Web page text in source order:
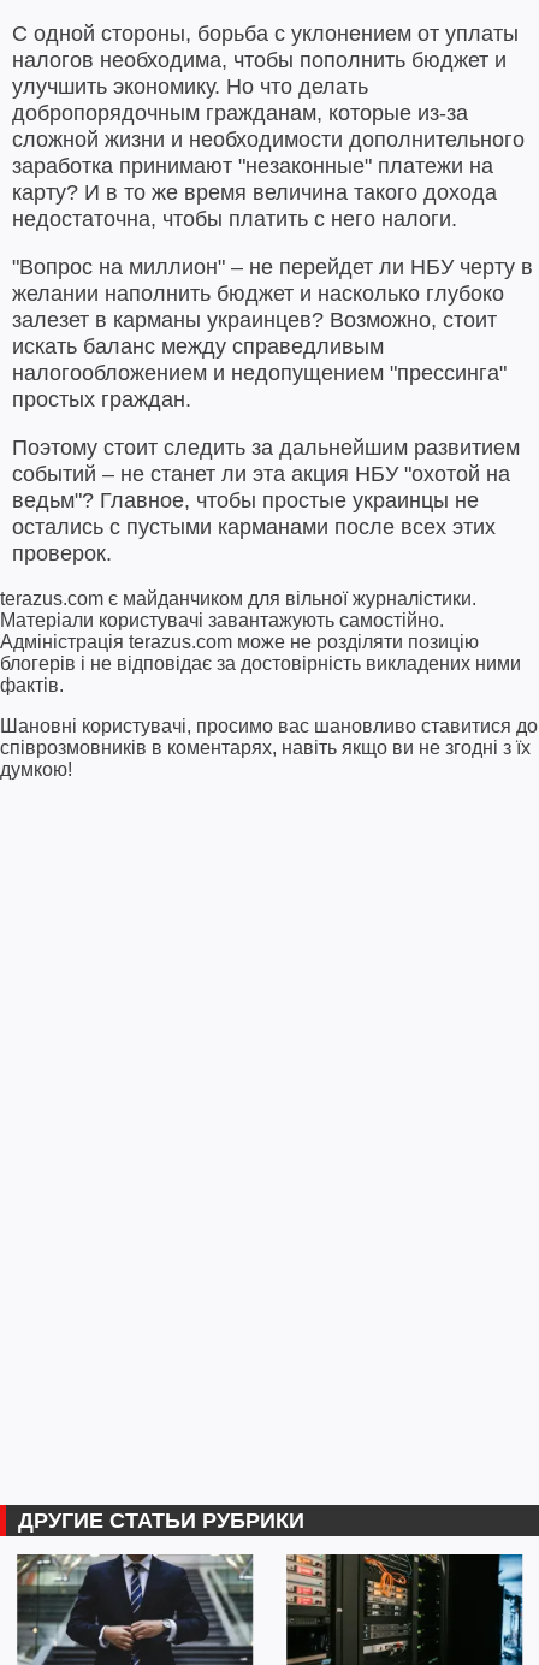
С одной стороны, борьба с уклонением от уплаты
налогов необходима, чтобы пополнить бюджет и
улучшить экономику. Но что делать
добропорядочным гражданам, которые из-за
сложной жизни и необходимости дополнительного
заработка принимают "незаконные" платежи на
карту? И в то же время величина такого дохода
недостаточна, чтобы платить с него налоги.
"Вопрос на миллион" – не перейдет ли НБУ черту в
желании наполнить бюджет и насколько глубоко
залезет в карманы украинцев? Возможно, стоит
искать баланс между справедливым
налогообложением и недопущением "прессинга"
простых граждан.
Поэтому стоит следить за дальнейшим развитием
событий – не станет ли эта акция НБУ "охотой на
ведьм"? Главное, чтобы простые украинцы не
остались с пустыми карманами после всех этих
проверок.
terazus.com є майданчиком для вільної журналістики.
Матеріали користувачі завантажують самостійно.
Адміністрація terazus.com може не розділяти позицію
блогерів і не відповідає за достовірність викладених ними
фактів.
Шановні користувачі, просимо вас шановливо ставитися до
співрозмовників в коментарях, навіть якщо ви не згодні з їх
думкою!
ДРУГИЕ СТАТЬИ РУБРИКИ